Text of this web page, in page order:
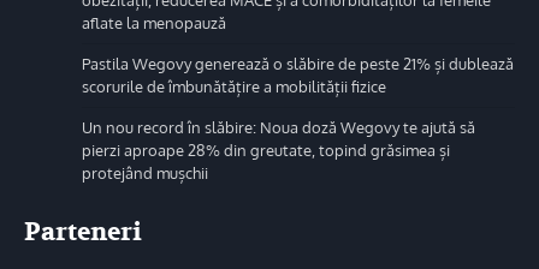
aflate la menopauză
Pastila Wegovy generează o slăbire de peste 21% și dublează
scorurile de îmbunătățire a mobilității fizice
Un nou record în slăbire: Noua doză Wegovy te ajută să
pierzi aproape 28% din greutate, topind grăsimea și
protejând mușchii
Parteneri